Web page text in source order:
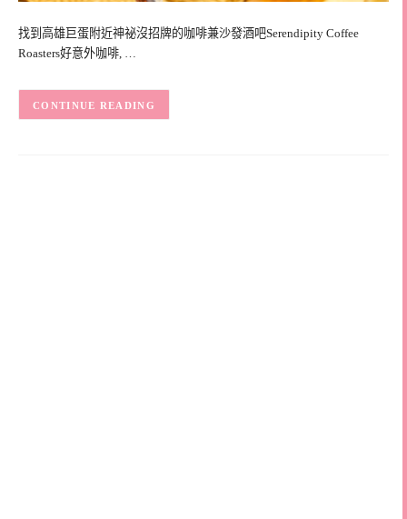
找到高雄巨蛋附近神祕沒招牌的咖啡兼沙發酒吧Serendipity Coffee
Roasters好意外咖啡, …
CONTINUE READING